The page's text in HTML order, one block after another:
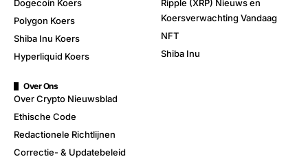
Dogecoin Koers
Polygon Koers
Shiba Inu Koers
Hyperliquid Koers
Ripple (XRP) Nieuws en
Koersverwachting Vandaag
NFT
Shiba Inu
Over Ons
Over Crypto Nieuwsblad
Ethische Code
Redactionele Richtlijnen
Correctie- & Updatebeleid